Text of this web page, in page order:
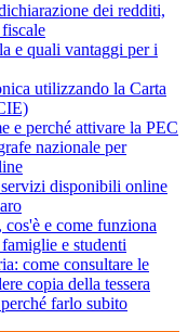
dei redditi,
e quali vantaggi per i
utilizzando la Carta
e perché attivare la PEC
nazionale per
disponibili online
e come funziona
e studenti
come consultare le
copia della tessera
farlo subito